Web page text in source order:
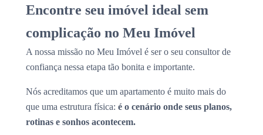
Encontre seu imóvel ideal sem
complicação no Meu Imóvel
A nossa missão no Meu Imóvel é ser o seu consultor de
confiança nessa etapa tão bonita e importante.
Nós acreditamos que um apartamento é muito mais do
que uma estrutura física: é o cenário onde seus planos,
rotinas e sonhos acontecem.